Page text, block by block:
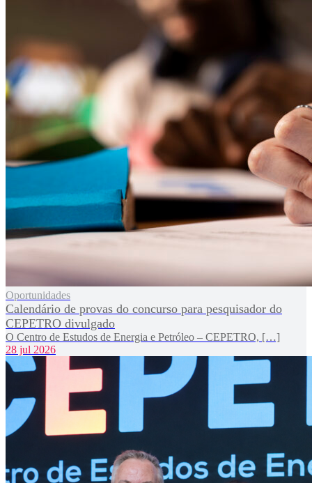
Oportunidades
Calendário de provas do concurso para pesquisador do
CEPETRO divulgado
O Centro de Estudos de Energia e Petróleo – CEPETRO, […]
28 jul 2026